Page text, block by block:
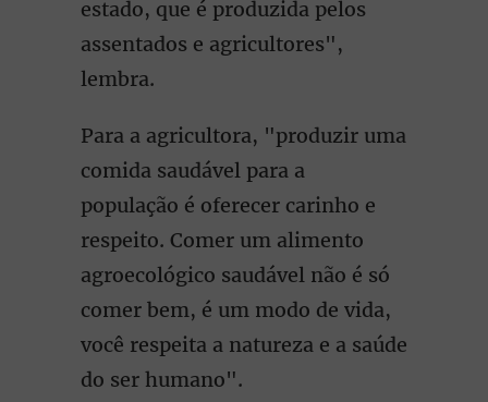
estado, que é produzida pelos
assentados e agricultores",
lembra.
Para a agricultora, "produzir uma
comida saudável para a
população é oferecer carinho e
respeito. Comer um alimento
agroecológico saudável não é só
comer bem, é um modo de vida,
você respeita a natureza e a saúde
do ser humano".